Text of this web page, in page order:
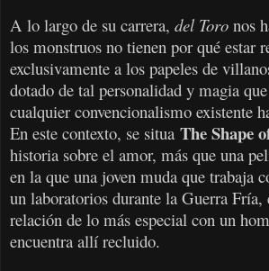
A lo largo de su carrera, del Toro nos
los monstruos no tienen por qué estar
exclusivamente a los papeles de
dotado de tal personalidad y magia
cualquier convencionalismo existente
En este contexto, se situa The Shape
historia sobre el amor, más que una
en la que una joven muda que trabaja
un laboratorios durante la Guerra Fría,
relación de lo más especial con un
encuentra allí recluido.